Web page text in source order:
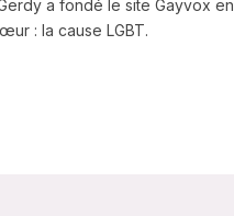
a fondé le site Gayvox en
: la cause LGBT.